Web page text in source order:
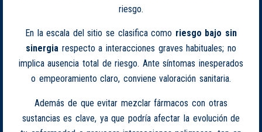
riesgo.
En la escala del sitio se clasifica como riesgo bajo sin
sinergia respecto a interacciones graves habituales; no
implica ausencia total de riesgo. Ante síntomas inesperados
o empeoramiento claro, conviene valoración sanitaria.
Además de que evitar mezclar fármacos con otras
sustancias es clave, ya que podría afectar la evolución de